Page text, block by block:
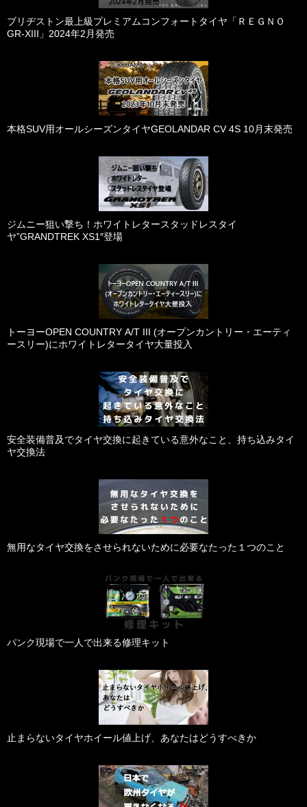
ブリヂストン最上級プレミアムコンフォートタイヤ「ＲＥＧＮＯ
GR-XIII」2024年2月発売
本格SUV用オールシーズンタイヤGEOLANDAR CV 4S 10月末発売
ジムニー狙い撃ち！ホワイトレタースタッドレスタイ
ヤ”GRANDTREK XS1″登場
トーヨーOPEN COUNTRY A/T III (オープンカントリー・エーティ
ースリー)にホワイトレタータイヤ大量投入
安全装備普及でタイヤ交換に起きている意外なこと、持ち込みタイ
ヤ交換法
無用なタイヤ交換をさせられないために必要なたった１つのこと
パンク現場で一人で出来る修理キット
止まらないタイヤホイール値上げ、あなたはどうすべきか